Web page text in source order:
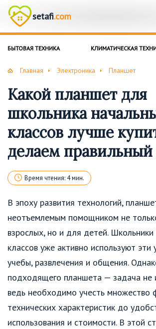
setafi.com
БЫТОВАЯ ТЕХНИКА КЛИМАТИЧЕСКАЯ
Главная Электроника Планшет
Какой планшет для
школьника
классов лучше
делаем
Время чтения: 4 мин.
В эпоху развития технологий,
неотъемлемым помощником не
взрослых, но и для детей. Школьники
классов уже активно используют эти
учебы, развлечения и общения.
подходящего планшета — задача не
ведь необходимо учесть множество
технических характеристик до
использования и стоимости. В этой